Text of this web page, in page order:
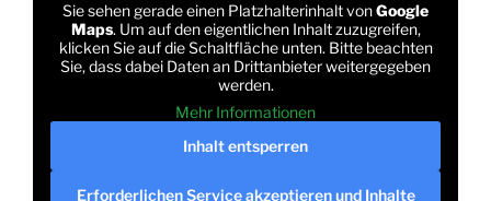
Sie sehen gerade einen Platzhalterinhalt vonGoogle
Maps. Um auf den eigentlichen Inhalt zuzugreifen,
klicken Sie auf die Schaltfläche unten. Bitte beachten
Sie, dass dabei Daten an Drittanbieter weitergegeben
werden.
Mehr Informationen
Inhalt entsperren
Erforderlichen Service akzeptieren und Inhalte